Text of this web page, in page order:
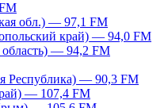
обл.) — 97,1 FM
край) — 94,0 FM
область) — 94,2 FM
Республика) — 90,3 FM
— 107,4 FM